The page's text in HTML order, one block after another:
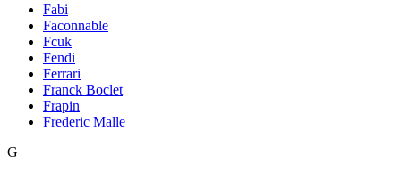
Fabi
Faconnable
Fcuk
Fendi
Ferrari
Franck Boclet
Frapin
Frederic Malle
G